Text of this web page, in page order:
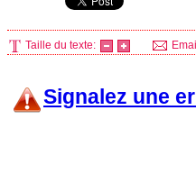
Taille du texte: Email
Signalez une